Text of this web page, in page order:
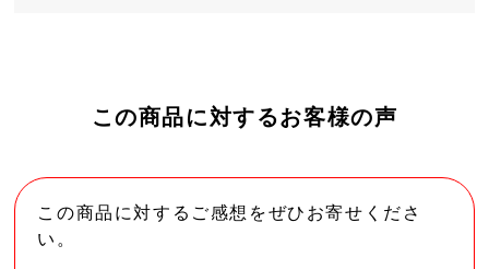
この商品に対するお客様の声
この商品に対するご感想をぜひお寄せくださ
い。